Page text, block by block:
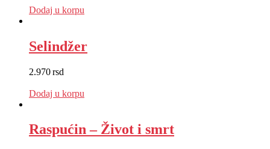
Dodaj u korpu
Selindžer
2.970rsd
Dodaj u korpu
Raspućin – Život i smrt